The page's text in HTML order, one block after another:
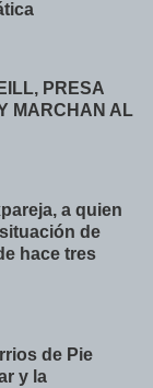
PRESA
MARCHAN AL
a quien
de
hace tres
de Pie
y la